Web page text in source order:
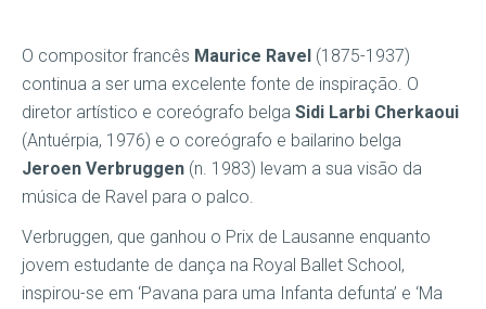
O compositor francês Maurice Ravel (1875-1937)
continua a ser uma excelente fonte de inspiração. O
diretor artístico e coreógrafo belga Sidi Larbi Cherkaoui
(Antuérpia, 1976) e o coreógrafo e bailarino belga
Jeroen Verbruggen (n. 1983) levam a sua visão da
música de Ravel para o palco.
Verbruggen, que ganhou o Prix de Lausanne enquanto
jovem estudante de dança na Royal Ballet School,
inspirou-se em ‘Pavana para uma Infanta defunta’ e ‘Ma